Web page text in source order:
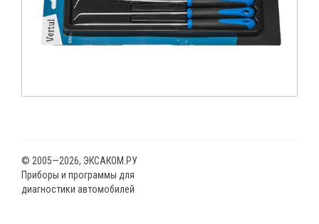
© 2005—2026, ЭКСАКОМ.РУ
Приборы и программы для
диагностики автомобилей